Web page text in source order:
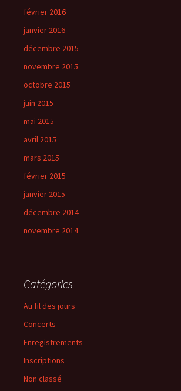
février 2016
janvier 2016
décembre 2015
novembre 2015
octobre 2015
juin 2015
mai 2015
avril 2015
mars 2015
février 2015
janvier 2015
décembre 2014
novembre 2014
Catégories
Au fil des jours
Concerts
Enregistrements
Inscriptions
Non classé